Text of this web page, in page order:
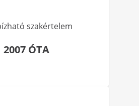
szakértelem
2007 ÓTA